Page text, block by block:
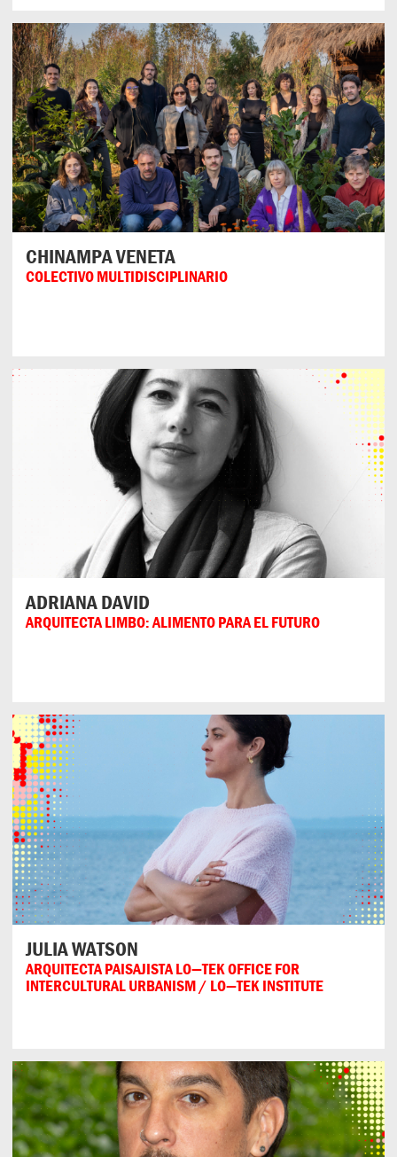
CHINAMPA VENETA
COLECTIVO MULTIDISCIPLINARIO
ADRIANA DAVID
ARQUITECTA LIMBO: ALIMENTO PARA EL FUTURO
JULIA WATSON
ARQUITECTA PAISAJISTA LO—TEK OFFICE FOR
INTERCULTURAL URBANISM / LO—TEK INSTITUTE